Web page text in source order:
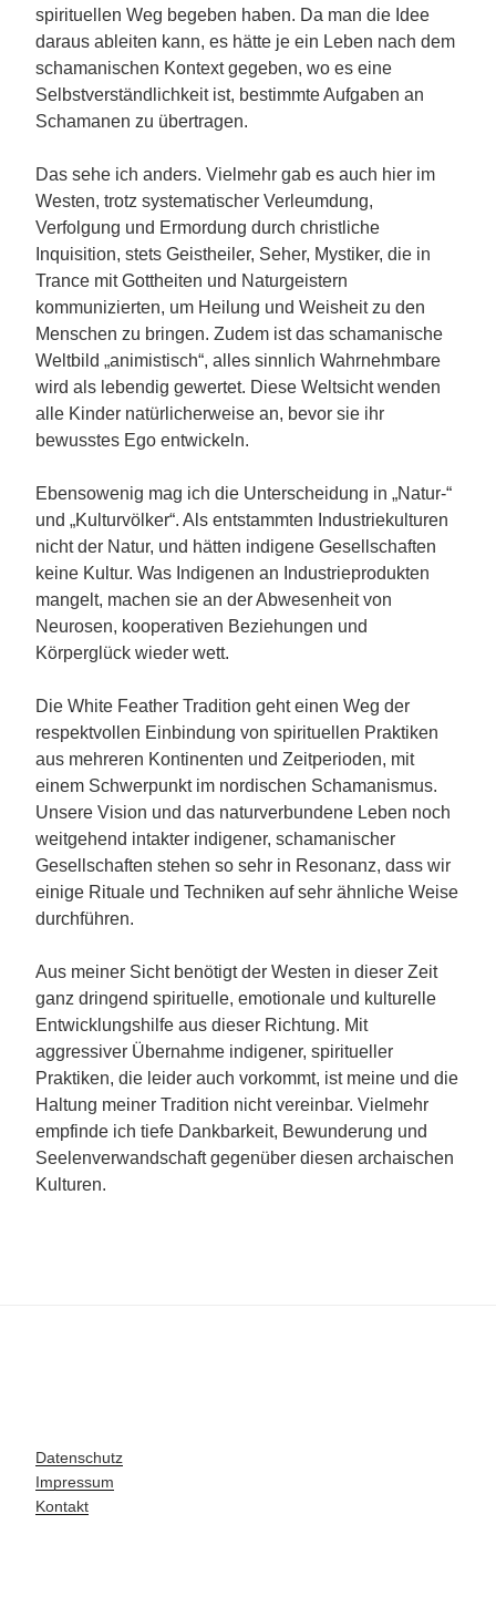
spirituellen Weg begeben haben. Da man die Idee
daraus ableiten kann, es hätte je ein Leben nach dem
schamanischen Kontext gegeben, wo es eine
Selbstverständlichkeit ist, bestimmte Aufgaben an
Schamanen zu übertragen.
Das sehe ich anders. Vielmehr gab es auch hier im
Westen, trotz systematischer Verleumdung,
Verfolgung und Ermordung durch christliche
Inquisition, stets Geistheiler, Seher, Mystiker, die in
Trance mit Gottheiten und Naturgeistern
kommunizierten, um Heilung und Weisheit zu den
Menschen zu bringen. Zudem ist das schamanische
Weltbild „animistisch“, alles sinnlich Wahrnehmbare
wird als lebendig gewertet. Diese Weltsicht wenden
alle Kinder natürlicherweise an, bevor sie ihr
bewusstes Ego entwickeln.
Ebensowenig mag ich die Unterscheidung in „Natur-“
und „Kulturvölker“. Als entstammten Industriekulturen
nicht der Natur, und hätten indigene Gesellschaften
keine Kultur. Was Indigenen an Industrieprodukten
mangelt, machen sie an der Abwesenheit von
Neurosen, kooperativen Beziehungen und
Körperglück wieder wett.
Die White Feather Tradition geht einen Weg der
respektvollen Einbindung von spirituellen Praktiken
aus mehreren Kontinenten und Zeitperioden, mit
einem Schwerpunkt im nordischen Schamanismus.
Unsere Vision und das naturverbundene Leben noch
weitgehend intakter indigener, schamanischer
Gesellschaften stehen so sehr in Resonanz, dass wir
einige Rituale und Techniken auf sehr ähnliche Weise
durchführen.
Aus meiner Sicht benötigt der Westen in dieser Zeit
ganz dringend spirituelle, emotionale und kulturelle
Entwicklungshilfe aus dieser Richtung. Mit
aggressiver Übernahme indigener, spiritueller
Praktiken, die leider auch vorkommt, ist meine und die
Haltung meiner Tradition nicht vereinbar. Vielmehr
empfinde ich tiefe Dankbarkeit, Bewunderung und
Seelenverwandschaft gegenüber diesen archaischen
Kulturen.
Datenschutz
Impressum
Kontakt